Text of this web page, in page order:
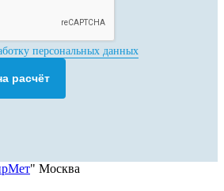
персональных данных
расчёт
" Москва